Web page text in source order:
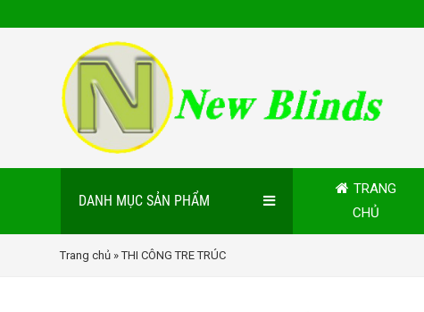
DANH MỤC SẢN PHẨM
TRANG
CHỦ
Trang chủ » THI CÔNG TRE TRÚC